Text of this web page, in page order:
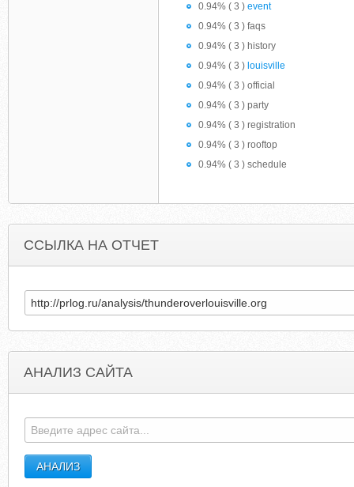
0.94% ( 3 ) event
0.94% ( 3 ) faqs
0.94% ( 3 ) history
0.94% ( 3 ) louisville
0.94% ( 3 ) official
0.94% ( 3 ) party
0.94% ( 3 ) registration
0.94% ( 3 ) rooftop
0.94% ( 3 ) schedule
ССЫЛКА НА ОТЧЕТ
АНАЛИЗ САЙТА